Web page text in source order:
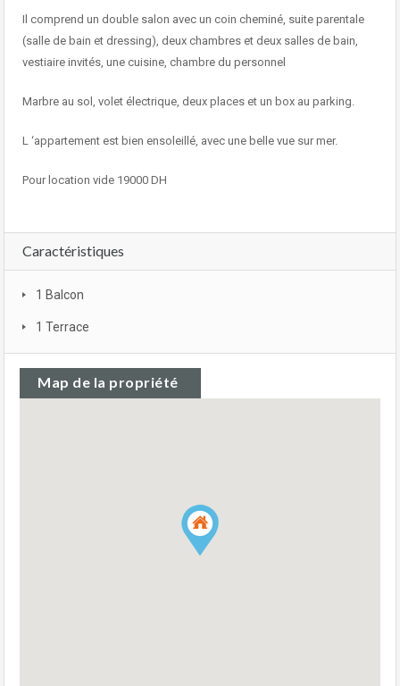
Il comprend un double salon avec un coin cheminé, suite parentale
(salle de bain et dressing), deux chambres et deux salles de bain,
vestiaire invités, une cuisine, chambre du personnel
Marbre au sol, volet électrique, deux places et un box au parking.
L ‘appartement est bien ensoleillé, avec une belle vue sur mer.
Pour location vide 19000 DH
Caractéristiques
1 Balcon
1 Terrace
Map de la propriété